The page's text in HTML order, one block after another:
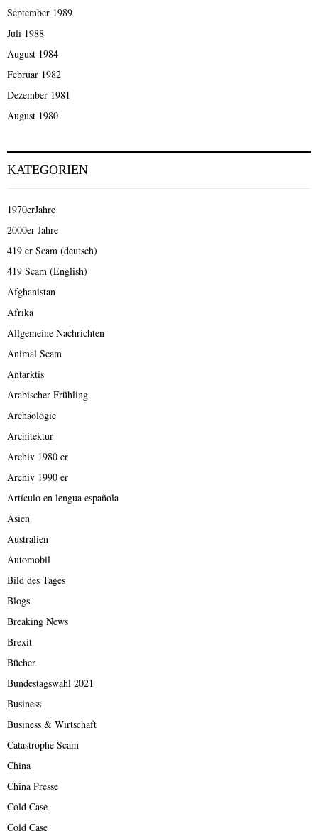
September 1989
Juli 1988
August 1984
Februar 1982
Dezember 1981
August 1980
KATEGORIEN
1970erJahre
2000er Jahre
419 er Scam (deutsch)
419 Scam (English)
Afghanistan
Afrika
Allgemeine Nachrichten
Animal Scam
Antarktis
Arabischer Frühling
Archäologie
Architektur
Archiv 1980 er
Archiv 1990 er
Artículo en lengua española
Asien
Australien
Automobil
Bild des Tages
Blogs
Breaking News
Brexit
Bücher
Bundestagswahl 2021
Business
Business & Wirtschaft
Catastrophe Scam
China
China Presse
Cold Case
Cold Case